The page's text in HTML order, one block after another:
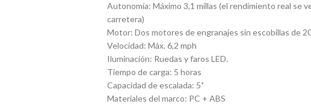
Autonomía: Máximo 3,1 millas (el rendimiento real se
carretera)
Motor: Dos motores de engranajes sin escobillas de
Velocidad: Máx. 6,2 mph
Iluminación: Ruedas y faros LED.
Tiempo de carga: 5 horas
Capacidad de escalada: 5˚
Materiales del marco: PC + ABS